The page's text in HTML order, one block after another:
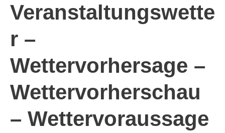
Veranstaltungswette
r –
Wettervorhersage –
Wettervorherschau
– Wettervoraussage